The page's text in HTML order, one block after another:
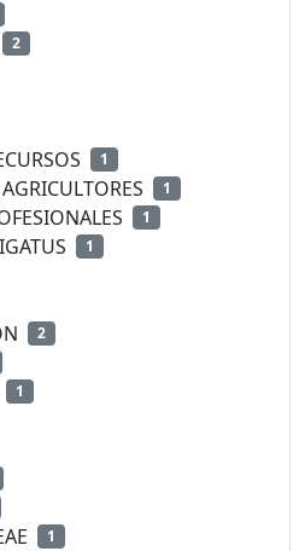
2
1
1
1
1
2
1
1